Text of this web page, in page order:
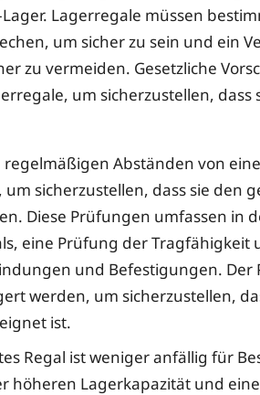
Lagerregale müssen
um sicher zu sein und ein
zu vermeiden. Gesetzliche
um sicherzustellen, dass
Abständen von
sicherzustellen, dass sie den
Diese Prüfungen umfassen in
eine Prüfung der Tragfähigkeit
und Befestigungen. Der
werden, um sicherzustellen,
ist.
Regal ist weniger anfällig für
höheren Lagerkapazität und